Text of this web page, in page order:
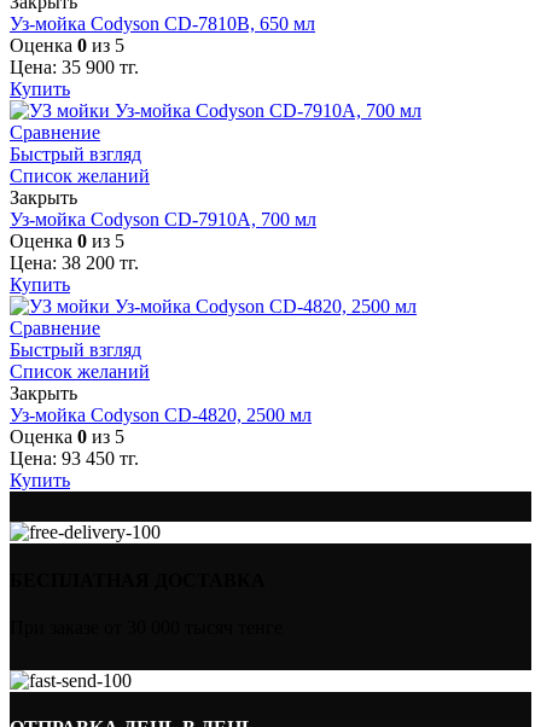
Уз-мойка Codyson CD-7810B, 650 мл
Оценка 0 из 5
Цена: 35 900 тг.
Купить
Сравнение
Быстрый взгляд
Список желаний
Закрыть
Уз-мойка Codyson CD-7910A, 700 мл
Оценка 0 из 5
Цена: 38 200 тг.
Купить
Сравнение
Быстрый взгляд
Список желаний
Закрыть
Уз-мойка Codyson CD-4820, 2500 мл
Оценка 0 из 5
Цена: 93 450 тг.
Купить